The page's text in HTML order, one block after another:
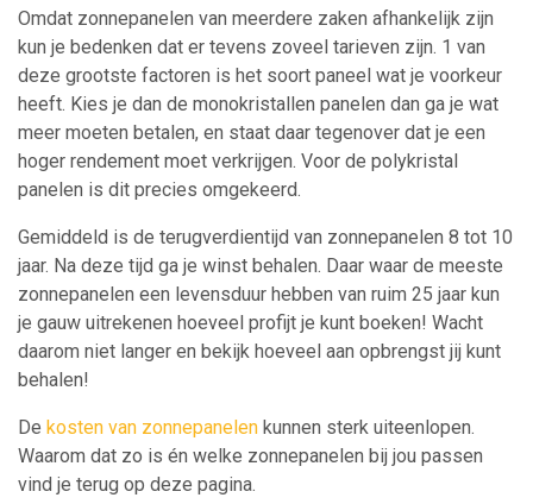
Omdat zonnepanelen van meerdere zaken afhankelijk zijn
kun je bedenken dat er tevens zoveel tarieven zijn. 1 van
deze grootste factoren is het soort paneel wat je voorkeur
heeft. Kies je dan de monokristallen panelen dan ga je wat
meer moeten betalen, en staat daar tegenover dat je een
hoger rendement moet verkrijgen. Voor de polykristal
panelen is dit precies omgekeerd.
Gemiddeld is de terugverdientijd van zonnepanelen 8 tot 10
jaar. Na deze tijd ga je winst behalen. Daar waar de meeste
zonnepanelen een levensduur hebben van ruim 25 jaar kun
je gauw uitrekenen hoeveel profijt je kunt boeken! Wacht
daarom niet langer en bekijk hoeveel aan opbrengst jij kunt
behalen!
De kosten van zonnepanelen kunnen sterk uiteenlopen.
Waarom dat zo is én welke zonnepanelen bij jou passen
vind je terug op deze pagina.